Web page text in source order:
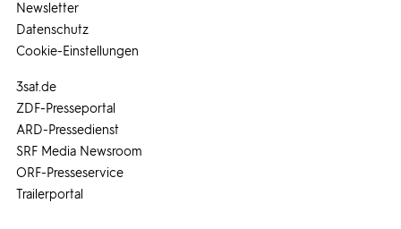
3sat.de
ZDF-Presseportal
ARD-Pressedienst
SRF Media Newsroom
ORF-Presseservice
Trailerportal
Newsletter
Datenschutz
Cookie-Einstellungen